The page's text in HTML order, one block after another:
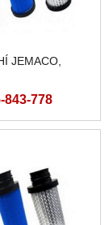
JEMACO,
843-778